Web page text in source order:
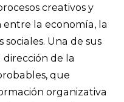
creativos y
entre la economía, la
Una de sus
de la
que
organizativa